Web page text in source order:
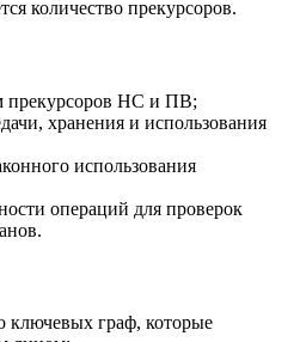
количество прекурсоров.
прекурсоров НС и ПВ;
хранения и использования
использования
операций для проверок
ключевых граф, которые